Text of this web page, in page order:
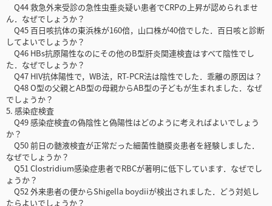
Q44 救急外来受診の急性虫垂炎疑い患者でCRPの上昇が認められませ
ん．なぜでしょうか？
Q45 百日咳抗体の東浜株が160倍，山口株が40倍でした．百日咳と診断
してよいでしょうか？
Q46 HBs抗原陽性なのにその他のB型肝炎関連検査はすべて陰性でし
た．なぜでしょうか？
Q47 HIV抗体陽性で，WB法，RT-PCR法は陰性でした．乖離の原因は？
Q48 O型の父親とAB型の母親からAB型の子どもが生まれました．なぜ
でしょうか？
5. 感染症検査
Q49 感染症検査の偽陰性と偽陽性はどのように考えればよいでしょう
か？
Q50 前日の髄液検査が正常だった細菌性髄膜炎患者を経験しました．
なぜでしょうか？
Q51 Clostridium感染症患者でRBCが著明に低下しています．なぜでし
ょうか？
Q52 外来患者の便からShigella boydiiが検出されました．どう対処し
たらよいでしょうか？